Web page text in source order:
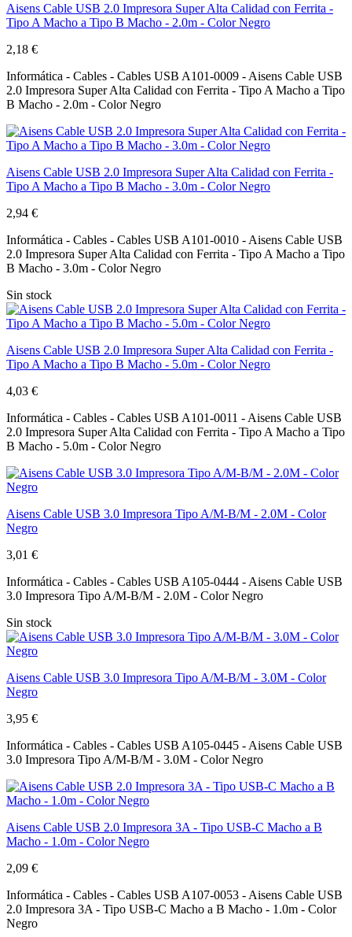
Aisens Cable USB 2.0 Impresora Super Alta Calidad con Ferrita -
Tipo A Macho a Tipo B Macho - 2.0m - Color Negro
2,18 €
Informática - Cables - Cables USB A101-0009 - Aisens Cable USB
2.0 Impresora Super Alta Calidad con Ferrita - Tipo A Macho a Tipo
B Macho - 2.0m - Color Negro
Aisens Cable USB 2.0 Impresora Super Alta Calidad con Ferrita -
Tipo A Macho a Tipo B Macho - 3.0m - Color Negro
2,94 €
Informática - Cables - Cables USB A101-0010 - Aisens Cable USB
2.0 Impresora Super Alta Calidad con Ferrita - Tipo A Macho a Tipo
B Macho - 3.0m - Color Negro
Sin stock
Aisens Cable USB 2.0 Impresora Super Alta Calidad con Ferrita -
Tipo A Macho a Tipo B Macho - 5.0m - Color Negro
4,03 €
Informática - Cables - Cables USB A101-0011 - Aisens Cable USB
2.0 Impresora Super Alta Calidad con Ferrita - Tipo A Macho a Tipo
B Macho - 5.0m - Color Negro
Aisens Cable USB 3.0 Impresora Tipo A/M-B/M - 2.0M - Color
Negro
3,01 €
Informática - Cables - Cables USB A105-0444 - Aisens Cable USB
3.0 Impresora Tipo A/M-B/M - 2.0M - Color Negro
Sin stock
Aisens Cable USB 3.0 Impresora Tipo A/M-B/M - 3.0M - Color
Negro
3,95 €
Informática - Cables - Cables USB A105-0445 - Aisens Cable USB
3.0 Impresora Tipo A/M-B/M - 3.0M - Color Negro
Aisens Cable USB 2.0 Impresora 3A - Tipo USB-C Macho a B
Macho - 1.0m - Color Negro
2,09 €
Informática - Cables - Cables USB A107-0053 - Aisens Cable USB
2.0 Impresora 3A - Tipo USB-C Macho a B Macho - 1.0m - Color
Negro